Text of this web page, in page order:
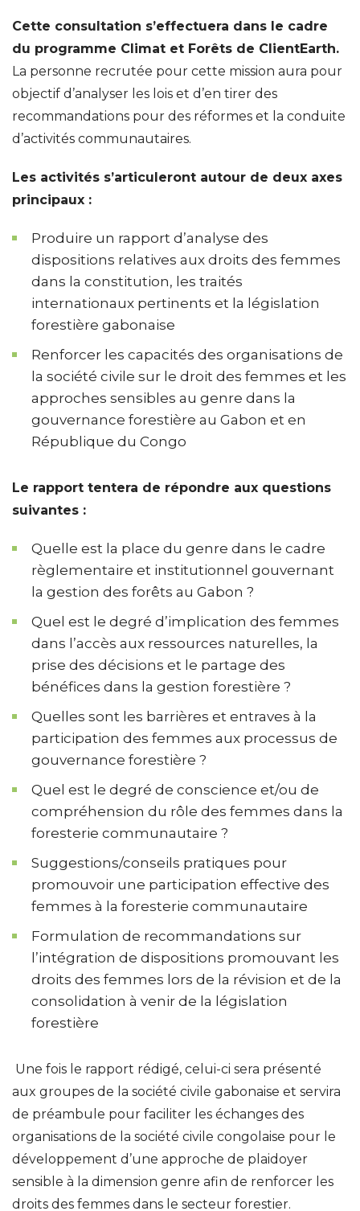
Cette consultation s’effectuera dans le cadre
du programme Climat et Forêts de ClientEarth.
La personne recrutée pour cette mission aura pour
objectif d’analyser les lois et d’en tirer des
recommandations pour des réformes et la conduite
d’activités communautaires.
Les activités s’articuleront autour de deux axes
principaux :
Produire un rapport d’analyse des
dispositions relatives aux droits des femmes
dans la constitution, les traités
internationaux pertinents et la législation
forestière gabonaise
Renforcer les capacités des organisations de
la société civile sur le droit des femmes et les
approches sensibles au genre dans la
gouvernance forestière au Gabon et en
République du Congo
Le rapport tentera de répondre aux questions
suivantes :
Quelle est la place du genre dans le cadre
règlementaire et institutionnel gouvernant
la gestion des forêts au Gabon ?
Quel est le degré d’implication des femmes
dans l’accès aux ressources naturelles, la
prise des décisions et le partage des
bénéfices dans la gestion forestière ?
Quelles sont les barrières et entraves à la
participation des femmes aux processus de
gouvernance forestière ?
Quel est le degré de conscience et/ou de
compréhension du rôle des femmes dans la
foresterie communautaire ?
Suggestions/conseils pratiques pour
promouvoir une participation effective des
femmes à la foresterie communautaire
Formulation de recommandations sur
l’intégration de dispositions promouvant les
droits des femmes lors de la révision et de la
consolidation à venir de la législation
forestière
Une fois le rapport rédigé, celui-ci sera présenté
aux groupes de la société civile gabonaise et servira
de préambule pour faciliter les échanges des
organisations de la société civile congolaise pour le
développement d’une approche de plaidoyer
sensible à la dimension genre afin de renforcer les
droits des femmes dans le secteur forestier.